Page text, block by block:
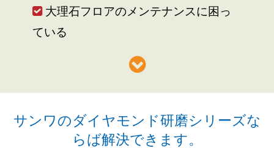
大理石フロアのメンテナンスに困っ
ている
サンワのダイヤモンド研磨シリーズな
らば解決できます。